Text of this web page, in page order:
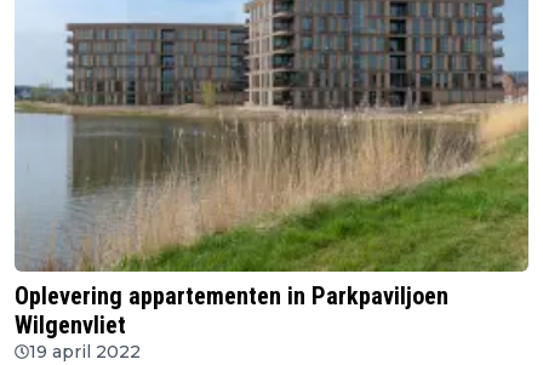
Oplevering appartementen in Parkpaviljoen
Wilgenvliet
19 april 2022